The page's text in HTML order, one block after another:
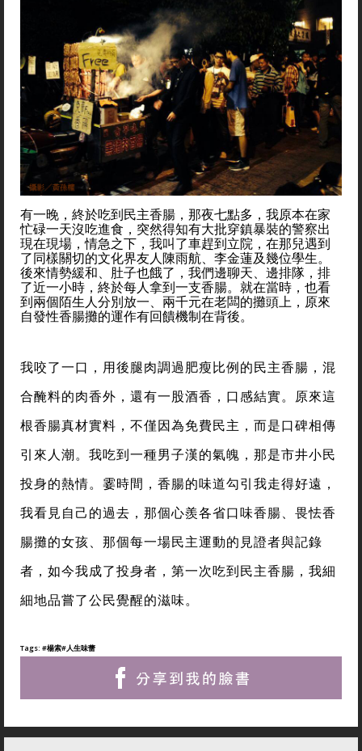
有一晚，終於吃到民主香腸，那夜七點多，我原本在家
忙碌一天沒吃進食，突然得知有大批穿鎮暴裝的警察出
現在現場，情急之下，我叫了車趕到立院，在那兒遇到
了同樣關切的文化界友人陳雨航、李金蓮及幾位學生。
後來情勢緩和、肚子也餓了，我們邊聊天、邊排隊，排
了近一小時，終於每人拿到一支香腸。就在當時，也看
到兩個陌生人分別放一、兩千元在老闆的攤頭上，原來
自發性香腸攤的運作有回饋機制在背後。
我咬了一口，用後腿肉調過肥瘦比例的民主香腸，混
合醃料的肉香外，還有一股酒香，口感結實。原來這
根香腸真材實料，不僅因為免費民主，而是口碑相傳
引來人潮。我吃到一種男子漢的氣魄，那是市井小民
投身的熱情。霎時間，香腸的味道勾引我走得好遠，
我看見自己的過去，那個心羨各省口味香腸、畏怯香
腸攤的女孩、那個每一場民主運動的見證者與記錄
者，如今我成了投身者，第一次吃到民主香腸，我細
細地品嘗了公民覺醒的滋味。
Tags: #楊索#人生味蕾